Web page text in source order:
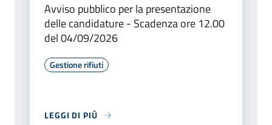
Avviso pubblico per la presentazione
delle candidature - Scadenza ore 12.00
del 04/09/2026
Gestione rifiuti
LEGGI DI PIÙ